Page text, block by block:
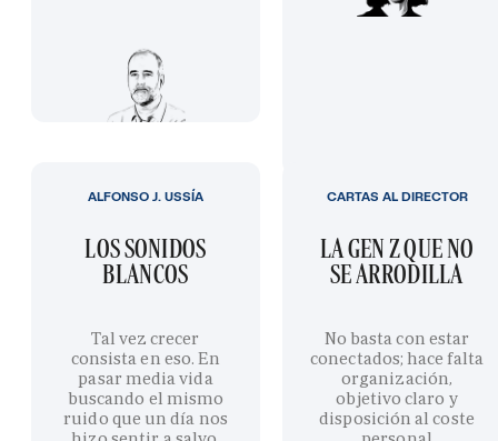
LOS SONIDOS
BLANCOS
Tal vez crecer
consista en eso. En
pasar media vida
buscando el mismo
ruido que un día nos
ALFONSO J. USSÍA
LA GEN Z QUE NO
SE ARRODILLA
No basta con estar
conectados; hace falta
organización,
objetivo claro y
disposición al coste
CARTAS AL DIRECTOR